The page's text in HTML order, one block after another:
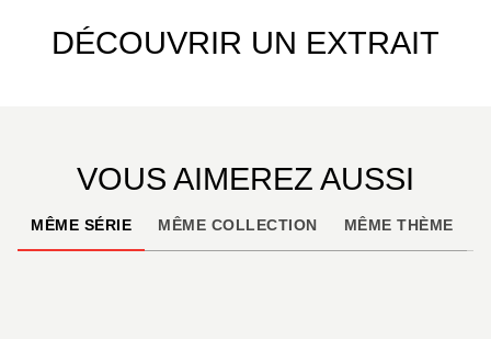
DÉCOUVRIR UN EXTRAIT
VOUS AIMEREZ AUSSI
MÊME SÉRIE MÊME COLLECTION MÊME THÈME